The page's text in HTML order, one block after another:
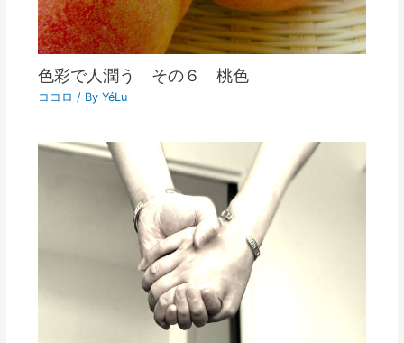
色彩で人潤う その６ 桃色
ココロ / By YéLu